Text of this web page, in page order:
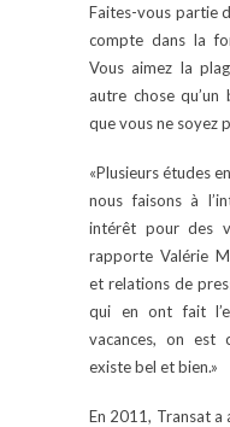
Faites-vous partie
compte dans la
Vous aimez la
autre chose
que vous ne soyez
«Plusieurs études
nous faisons à
intérêt pour des
rapporte Valérie
et relations de
qui en ont fait
vacances, on est
existe bel et bien.»
En 2011, Transat a